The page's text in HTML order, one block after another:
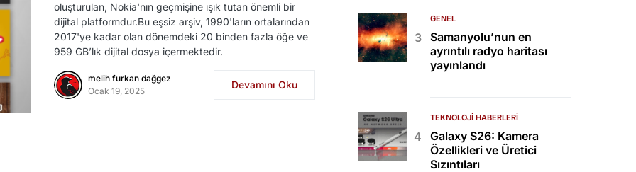
oluşturulan, Nokia'nın geçmişine ışık tutan önemli bir
dijital platformdur.Bu eşsiz arşiv, 1990'ların ortalarından
2017'ye kadar olan dönemdeki 20 binden fazla öğe ve
959 GB’lık dijital dosya içermektedir.
melih furkan dağgez
Ocak 19, 2025
Devamını Oku
GENEL
Samanyolu’nun en
ayrıntılı radyo haritası
yayınlandı
TEKNOLOJI HABERLERI
Galaxy S26: Kamera
Özellikleri ve Üretici
Sızıntıları